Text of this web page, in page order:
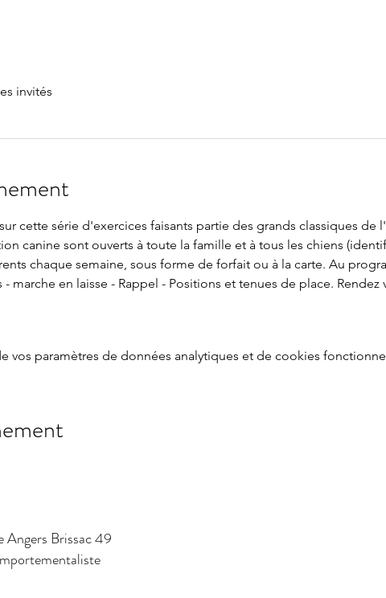
invités
cette série d'exercices faisants partie des grands classiques de
canine sont ouverts à toute la famille et à tous les chiens
chaque semaine, sous forme de forfait ou à la carte. Au
marche en laisse - Rappel - Positions et tenues de place. Rendez
vos paramètres de données analytiques et de cookies
Angers Brissac 49